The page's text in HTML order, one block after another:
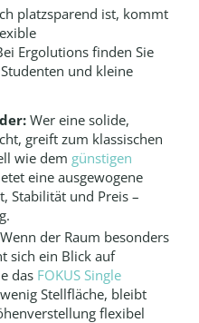
platzsparend ist, kommt
Ergolutions finden Sie
und kleine
Wer eine solide,
greift zum klassischen
wie dem günstigen
eine ausgewogene
Stabilität und Preis –
Wenn der Raum besonders
sich ein Blick auf
das FOKUS Single
Stellfläche, bleibt
flexibel